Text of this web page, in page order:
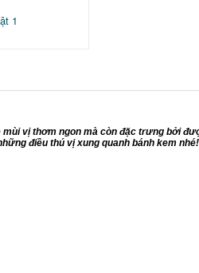
1
vị thơm ngon mà còn đặc trưng bởi
điều thú vị xung quanh bánh kem nhé!